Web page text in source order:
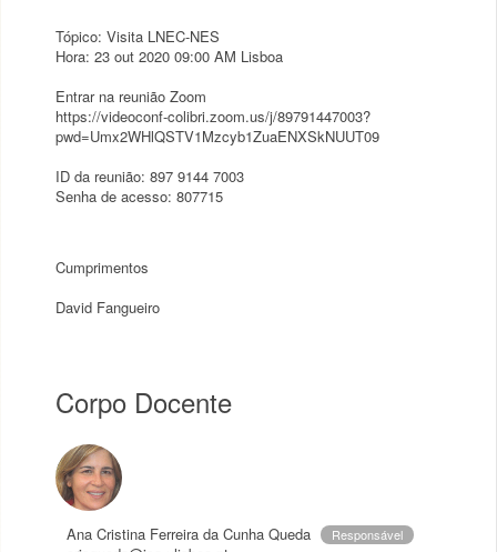
Tópico: Visita LNEC-NES
Hora: 23 out 2020 09:00 AM Lisboa
Entrar na reunião Zoom
https://videoconf-colibri.zoom.us/j/89791447003?
pwd=Umx2WHlQSTV1Mzcyb1ZuaENXSkNUUT09
ID da reunião: 897 9144 7003
Senha de acesso: 807715
Cumprimentos
David Fangueiro
Corpo Docente
Ana Cristina Ferreira da Cunha Queda Responsável